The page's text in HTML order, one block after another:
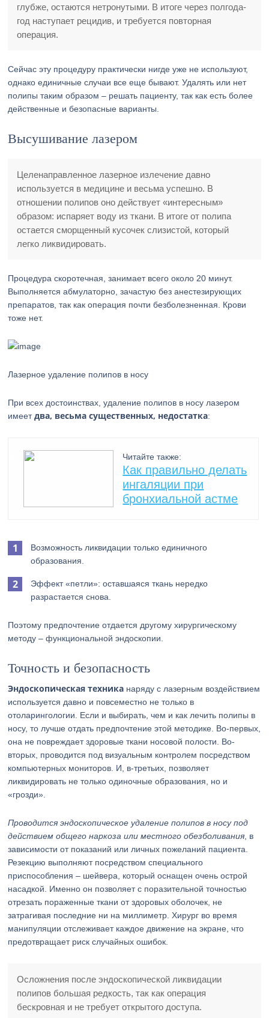
глубже, остаются нетронутыми. В итоге через полгода-
год наступает рецидив, и требуется повторная
операция.
Сейчас эту процедуру практически нигде уже не используют,
однако единичные случаи все еще бывают. Удалять или нет
полипы таким образом – решать пациенту, так как есть более
действенные и безопасные варианты.
Высушивание лазером
Целенаправленное лазерное излечение давно
используется в медицине и весьма успешно. В
отношении полипов оно действует «интересным»
образом: испаряет воду из ткани. В итоге от полипа
остается сморщенный кусочек слизистой, который
легко ликвидировать.
Процедура скоротечная, занимает всего около 20 минут.
Выполняется абмулаторно, зачастую без анестезирующих
препаратов, так как операция почти безболезненная. Крови
тоже нет.
Лазерное удаление полипов в носу
При всех достоинствах, удаление полипов в носу лазером
имеетдва, весьма существенных, недостатка:
Читайте также:
Как правильно делать
ингаляции при
бронхиальной астме
Возможность ликвидации только единичного
образования.
Эффект «петли»: оставшаяся ткань нередко
разрастается снова.
Поэтому предпочтение отдается другому хирургическому
методу – функциональной эндоскопии.
Точность и безопасность
Эндоскопическая техника наряду с лазерным воздействием
используется давно и повсеместно не только в
отоларингологии. Если и выбирать, чем и как лечить полипы в
носу, то лучше отдать предпочтение этой методике. Во-первых,
она не повреждает здоровые ткани носовой полости. Во-
вторых, проводится под визуальным контролем посредством
компьютерных мониторов. И, в-третьих, позволяет
ликвидировать не только одиночные образования, но и
«грозди».
Проводится эндоскопическое удаление полипов в носу под
действием общего наркоза или местного обезболивания , в
зависимости от показаний или личных пожеланий пациента.
Резекцию выполняют посредством специального
приспособления – шейвера, который оснащен очень острой
насадкой. Именно он позволяет с поразительной точностью
отрезать пораженные ткани от здоровых оболочек, не
затрагивая последние ни на миллиметр. Хирург во время
манипуляции отслеживает каждое движение на экране, что
предотвращает риск случайных ошибок.
Осложнения после эндоскопической ликвидации
полипов большая редкость, так как операция
бескровная и не требует открытого доступа.